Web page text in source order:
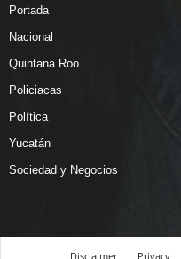
Portada
Nacional
Quintana Roo
Policiacas
Política
Yucatán
Sociedad y Negocios
Disclaimer Privacy